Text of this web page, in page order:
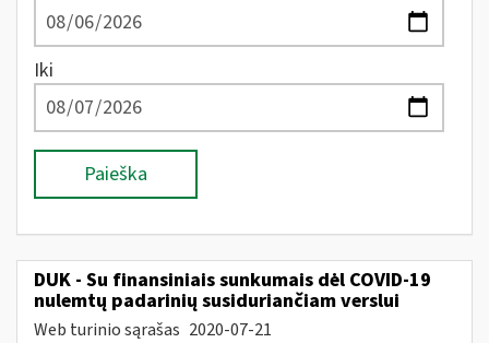
Iki
Paieška
DUK - Su finansiniais sunkumais dėl COVID-19
nulemtų padarinių susiduriančiam verslui
Web turinio sąrašas 2020-07-21